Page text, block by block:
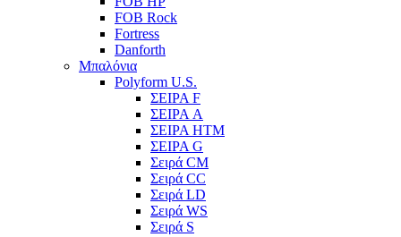
FOB Rock
Fortress
Danforth
Μπαλόνια
Polyform U.S.
ΣΕΙΡΑ F
ΣΕΙΡΑ A
ΣΕΙΡΑ HTM
ΣΕΙΡΑ G
Σειρά CM
Σειρά CC
Σειρά LD
Σειρά WS
Σειρά S